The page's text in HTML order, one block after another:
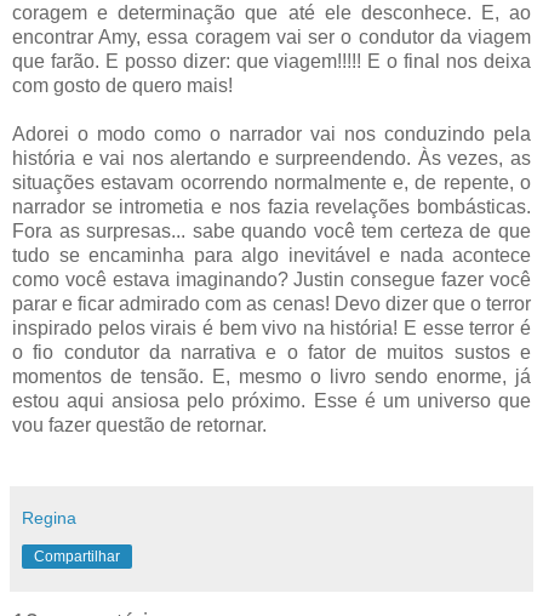
coragem e determinação que até ele desconhece. E, ao
encontrar Amy, essa coragem vai ser o condutor da viagem
que farão. E posso dizer: que viagem!!!!! E o final nos deixa
com gosto de quero mais!
Adorei o modo como o narrador vai nos conduzindo pela
história e vai nos alertando e surpreendendo. Às vezes, as
situações estavam ocorrendo normalmente e, de repente, o
narrador se intrometia e nos fazia revelações bombásticas.
Fora as surpresas... sabe quando você tem certeza de que
tudo se encaminha para algo inevitável e nada acontece
como você estava imaginando? Justin consegue fazer você
parar e ficar admirado com as cenas! Devo dizer que o terror
inspirado pelos virais é bem vivo na história! E esse terror é
o fio condutor da narrativa e o fator de muitos sustos e
momentos de tensão. E, mesmo o livro sendo enorme, já
estou aqui ansiosa pelo próximo. Esse é um universo que
vou fazer questão de retornar.
Regina
Compartilhar